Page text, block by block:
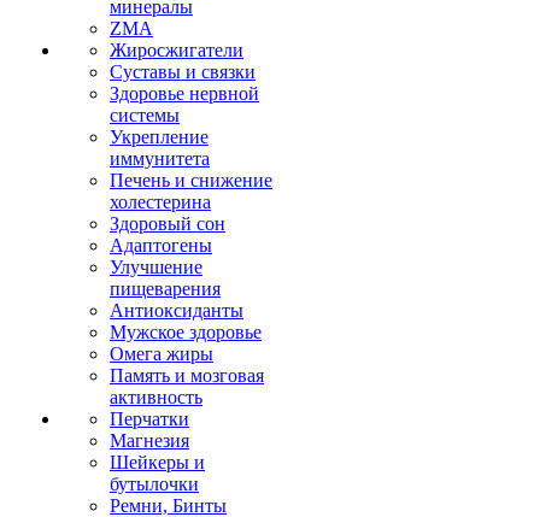
минералы
ZMA
Жиросжигатели
Суставы и связки
Здоровье нервной
системы
Укрепление
иммунитета
Печень и снижение
холестерина
Здоровый сон
Адаптогены
Улучшение
пищеварения
Антиоксиданты
Мужское здоровье
Омега жиры
Память и мозговая
активность
Перчатки
Магнезия
Шейкеры и
бутылочки
Ремни, Бинты